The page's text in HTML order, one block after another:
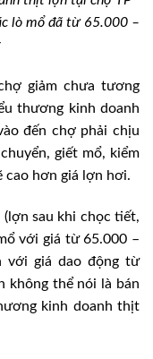
lò mổ đã từ 65.000 –
giảm chưa tương
thương kinh doanh
đến chợ phải chịu
giết mổ, kiểm
cao hơn giá lợn hơi.
(lợn sau khi chọc tiết,
với giá từ 65.000 –
với giá dao động từ
không thể nói là bán
kinh doanh thịt